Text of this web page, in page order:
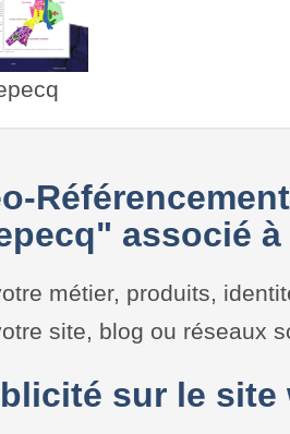
associé à
métier, produits,
site, blog ou réseaux
sur le site